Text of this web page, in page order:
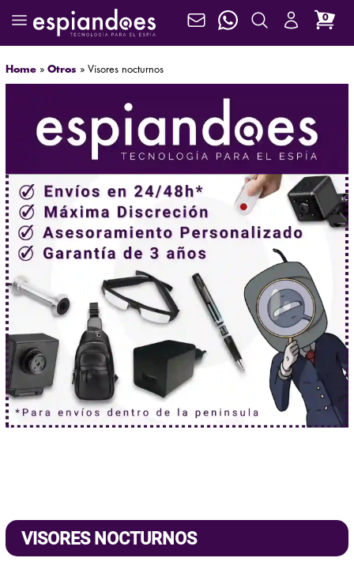
0
Home» Otros » Visores nocturnos
VISORES NOCTURNOS